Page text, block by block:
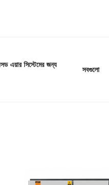
এয়ার সিস্টেমের জন্য
সবগুলো